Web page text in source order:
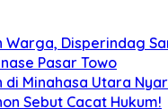
Warga, Disperindag
Pasar Towo
di Minahasa Utara
Sebut Cacat Hukum!